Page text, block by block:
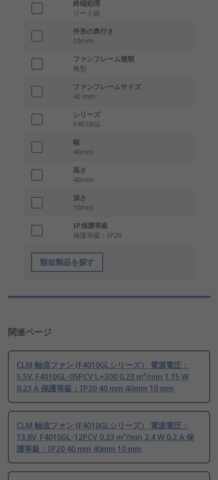
終端処理
リード線
外形の奥行き
10mm
ファンフレーム種類
角型
ファンフレームサイズ
40 mm
シリーズ
F4010GL
幅
40mm
高さ
40mm
深さ
10mm
IP保護等級
保護等級：IP20
類似製品を探す
関連ページ
CLM 軸流ファン (F4010GLシリーズ） 電源電圧：
5.5V, F4010GL-05PCV L=300 0.23 m³/min 1.15 W
0.23 A 保護等級：IP20 40 mm 40mm 10 mm
CLM 軸流ファン (F4010GLシリーズ） 電源電圧：
13.8V, F4010GL-12PCV 0.23 m³/min 2.4 W 0.2 A 保
護等級：IP20 40 mm 40mm 10 mm